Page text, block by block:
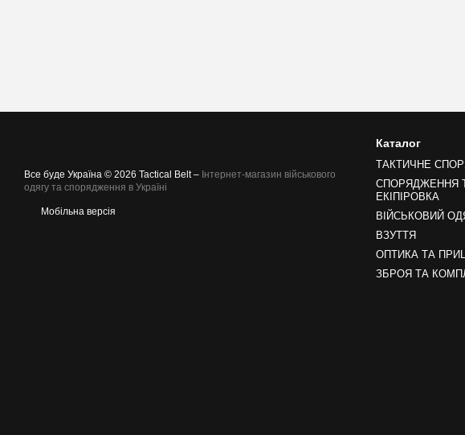
Все буде Україна © 2026 Tactical Belt – Інтернет-магазин військового
одягу та спорядження в Україні
Мобільна версія
Каталог
ТАКТИЧНЕ
СПОРЯДЖЕННЯ
ЕКІПІРОВКА
ВІЙСЬКОВИЙ
ВЗУТТЯ
ОПТИКА ТА
ЗБРОЯ ТА